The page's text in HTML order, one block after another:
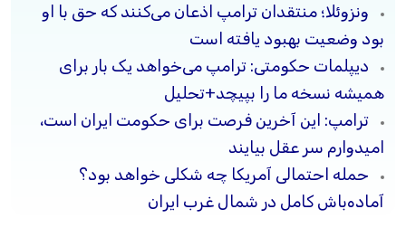
ونزوئلا؛ منتقدان ترامپ اذعان می‌کنند که حق با او
بود وضعیت بهبود یافته است
دیپلمات حکومتی: ترامپ می‌خواهد یک بار برای
همیشه نسخه ما را بپیچد+تحلیل
ترامپ: این آخرین فرصت برای حکومت ایران است،
امیدوارم سر عقل بیایند
حمله احتمالی آمریکا چه شکلی خواهد بود؟
آماده‌باش کامل در شمال غرب ایران